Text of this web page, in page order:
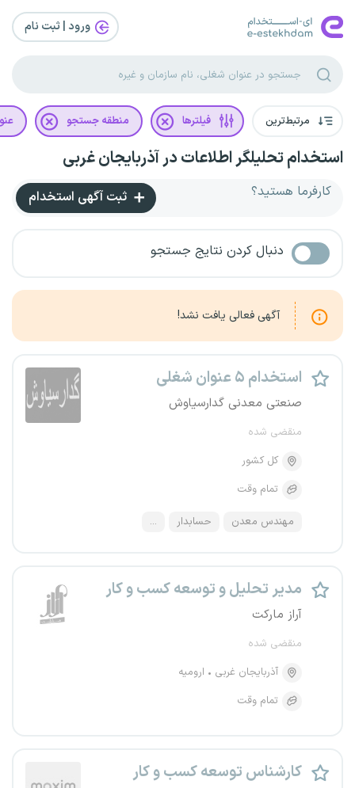
ورود | ثبت‌ نام
مرتبط‌ترین فیلترها منطقه جستجو
استخدام تحلیلگر اطلاعات در آذربایجان غربی
کارفرما هستید؟ ثبت آگهی استخدام
دنبال کردن نتایج جستجو
آگهی فعالی یافت نشد!
استخدام ۵ عنوان شغلی
صنعتی معدنی گدارسیاوش
منقضی شده
کل کشور
تمام وقت
مهندس معدن حسابدار ...
مدیر تحلیل و توسعه کسب و کار
آراز مارکت
منقضی شده
آذربایجان غربی
ارومیه
تمام وقت
کارشناس توسعه کسب و کار